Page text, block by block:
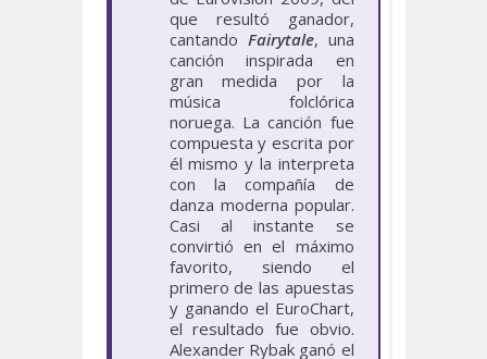
que resultó ganador,
cantando Fairytale, una
canción inspirada en
gran medida por la
música folclórica
noruega. La canción fue
compuesta y escrita por
él mismo y la interpreta
con la compañía de
danza moderna popular.
Casi al instante se
convirtió en el máximo
favorito, siendo el
primero de las apuestas
y ganando el EuroChart,
el resultado fue obvio.
Alexander Rybak ganó el